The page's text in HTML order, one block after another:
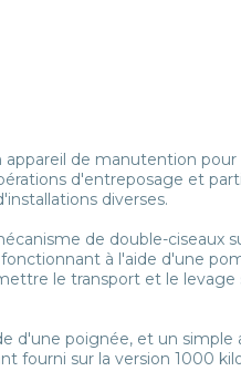
appareil de manutention
d'entreposage et
diverses.
de double-ciseaux
à l'aide d'une
le transport et le
d'une poignée, et un simple
fourni sur la version 1000